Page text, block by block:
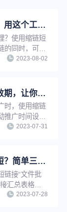
链接太多眼花缭乱？用这个工具，一键快速查找
？使用缩链短
同时，可以
名称搜索，推
2023-08-02
灵活设置短链接有效期，让你的推广页面永久可见或到期不可见
时，使用缩链
推广时间设置
时间，以减少
2023-07-31
长链接如何批量缩短？简单三步，帮你快速提升工作效率！
链接“文件批
汇总表格，
换成短链接，
2023-07-28